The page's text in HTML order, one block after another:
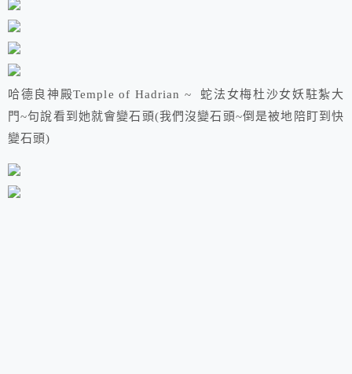
哈德良神殿Temple of Hadrian ~ 蛇法女梅杜沙女妖駐紮大
門~句說看到她就會變石頭(我們沒變石頭~倒是被地陪盯到快
變石頭)